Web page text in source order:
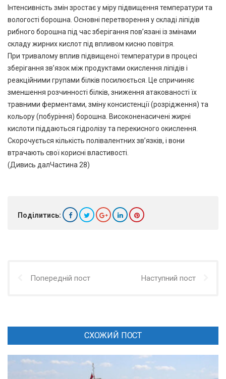
Інтенсивність змін зростає у міру підвищення температури та
вологості борошна. Основні перетворення у складі ліпідів
рибного борошна під час зберігання пов’язані із змінами
складу жирних кислот під впливом кисню повітря.
При тривалому вплив підвищеної температури в процесі
зберігання зв’язок між продуктами окислення ліпідів і
реакційними групами білків посилюється. Це спричиняє
зменшення розчинності білків, зниження атакованості їх
травними ферментами, зміну консистенції (розрідження) та
кольору (побуріння) борошна. Високоненасичені жирні
кислоти піддаються гідролізу та перекисного окислення.
Скорочується кількість полівалентних зв’язків, і вони
втрачають свої корисні властивості.
(Дивись далЧастина 28)
Поділитись:
Попередній пост Наступний пост
СХОЖИЙ ПОСТ